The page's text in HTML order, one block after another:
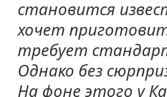
становится
хочет
требует
Однако без
На фоне этого у